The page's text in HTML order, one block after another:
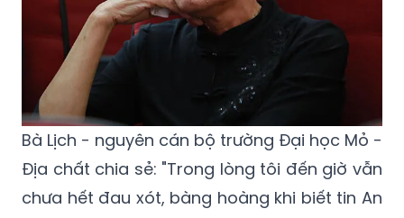
Bà Lịch - nguyên cán bộ trường Đại học Mỏ -